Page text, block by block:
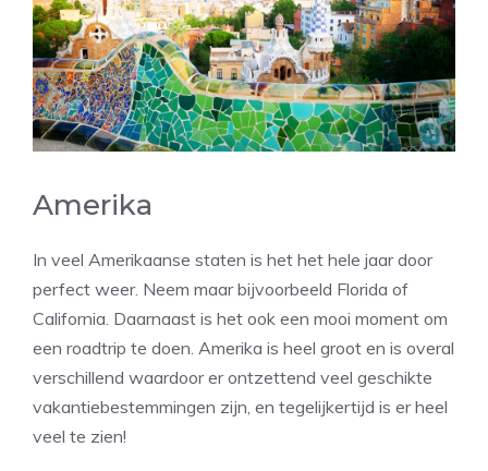
Amerika
In veel Amerikaanse staten is het het hele jaar door
perfect weer. Neem maar bijvoorbeeld Florida of
California. Daarnaast is het ook een mooi moment om
een roadtrip te doen. Amerika is heel groot en is overal
verschillend waardoor er ontzettend veel geschikte
vakantiebestemmingen zijn, en tegelijkertijd is er heel
veel te zien!